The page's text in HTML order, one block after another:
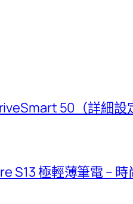
50（詳細設
S13 極輕薄筆電 –